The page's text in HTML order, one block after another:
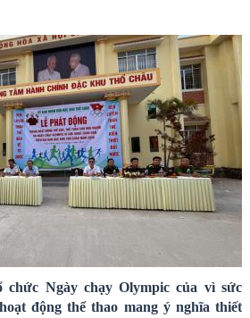
Ngày chạy Olympic của vì sức
động thể thao mang ý nghĩa thiết